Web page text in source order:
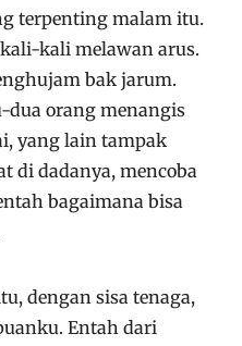
terpenting malam itu.
kali melawan arus.
bak jarum.
dua orang menangis
yang lain tampak
di dadanya, mencoba
bagaimana bisa
dengan sisa tenaga,
Entah dari